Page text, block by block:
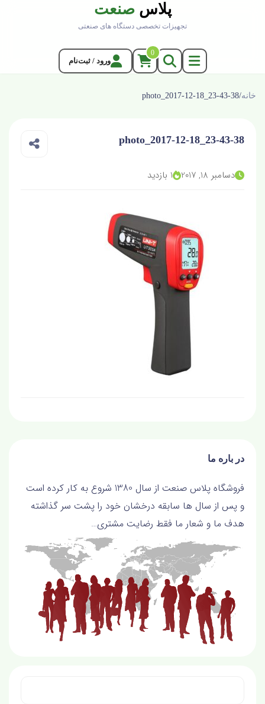
پلاس صنعت
تجهیزات تخصصی دستگاه های صنعتی
0
ورود / ثبت‌نام
خانه/
photo_2017-12-18_23-43-38
photo_2017-12-18_23-43-38
دسامبر 18, 2017 1 بازدید
در باره ما
فروشگاه پلاس صنعت از سال 1380 شروع به کار کرده است
و پس از سال ها سابقه درخشان خود را پشت سر گذاشته
هدف ما و شعار ما فقط رضايت مشتري…